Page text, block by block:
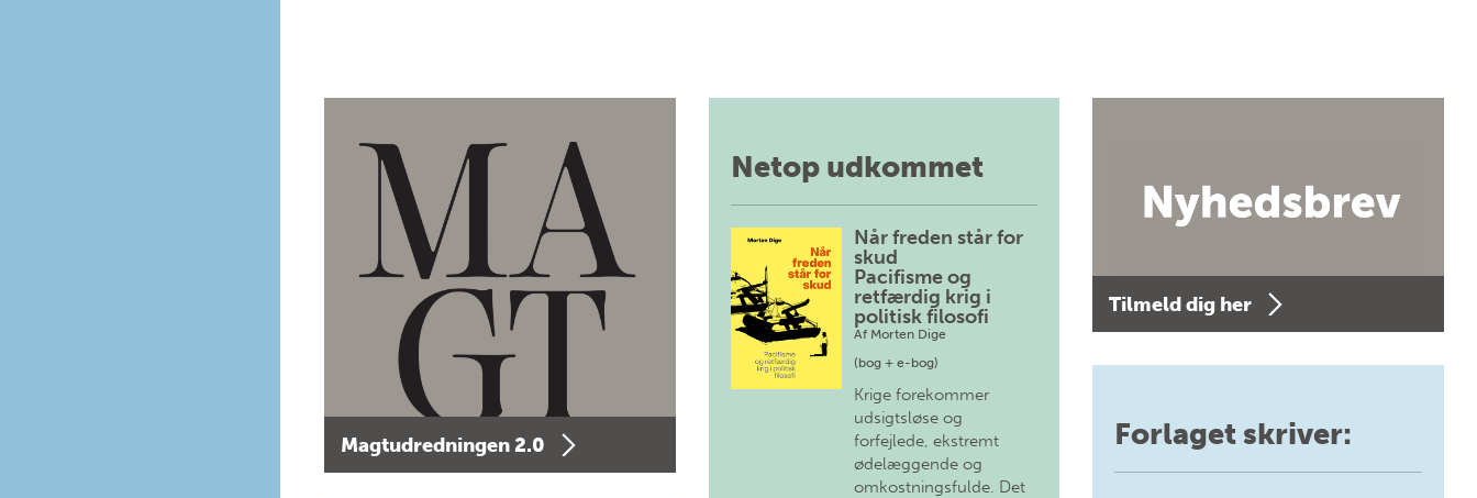
Magtudredningen 2.0
Netop udkommet
Når freden står for
skud
Pacifisme og
retfærdig krig i
politisk filosofi
Af Morten Dige
(bog + e-bog)
Krige forekommer
udsigtsløse og
forfejlede, ekstremt
ødelæggende og
omkostningsfulde. Det
Tilmeld dig her
Forlaget skriver: